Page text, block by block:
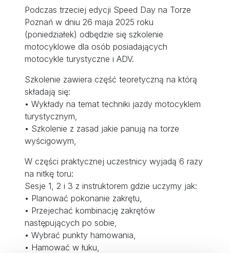
Podczas trzeciej edycji Speed Day na Torze
Poznań w dniu 26 maja 2025 roku
(poniedziałek) odbędzie się szkolenie
motocyklowe dla osób posiadających
motocykle turystyczne i ADV.
Szkolenie zawiera część teoretyczną na którą
składają się:
• Wykłady na temat techniki jazdy motocyklem
turystycznym,
• Szkolenie z zasad jakie panują na torze
wyścigowym,
W części praktycznej uczestnicy wyjadą 6 razy
na nitkę toru:
Sesje 1, 2 i 3 z instruktorem gdzie uczymy jak:
• Planować pokonanie zakrętu,
• Przejechać kombinację zakrętów
następujących po sobie,
• Wybrać punkty hamowania,
• Hamować w łuku,